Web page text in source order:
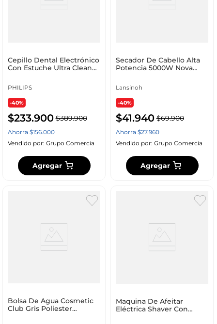
Cepillo Dental Electrónico
Con Estuche Ultra Clean
Profunda Philipls
PHILIPS
-40%
$233.900 $389.900
Ahorra $156.000
Vendido por: Grupo Comercia
Agregar
Secador De Cabello Alta
Potencia 5000W Nova
Lansinoh
-40%
$41.940 $69.900
Ahorra $27.960
Vendido por: Grupo Comercia
Agregar
Bolsa De Agua Cosmetic
Club Gris Poliester
Maquina De Afeitar
Eléctrica Shaver Con